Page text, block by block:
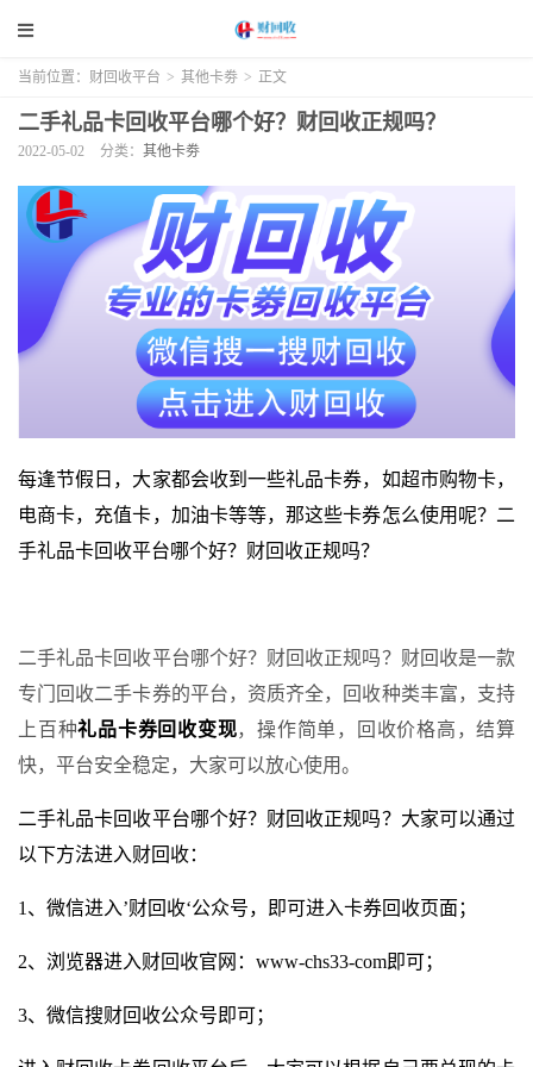
当前位置： 财回收平台 > 其他卡劵 > 正文
二手礼品卡回收平台哪个好？财回收正规吗？
2022-05-02 分类： 其他卡劵
每逢节假日，大家都会收到一些礼品卡券，如超市购物卡，
电商卡，充值卡，加油卡等等，那这些卡券怎么使用呢？二
手礼品卡回收平台哪个好？财回收正规吗？
二手礼品卡回收平台哪个好？财回收正规吗？财回收是一款
专门回收二手卡券的平台，资质齐全，回收种类丰富，支持
上百种礼品卡券回收变现，操作简单，回收价格高，结算
快，平台安全稳定，大家可以放心使用。
二手礼品卡回收平台哪个好？财回收正规吗？大家可以通过
以下方法进入财回收：
1、微信进入’财回收‘公众号，即可进入卡券回收页面；
2、浏览器进入财回收官网： www-chs33-com即可；
3、微信搜财回收公众号即可；